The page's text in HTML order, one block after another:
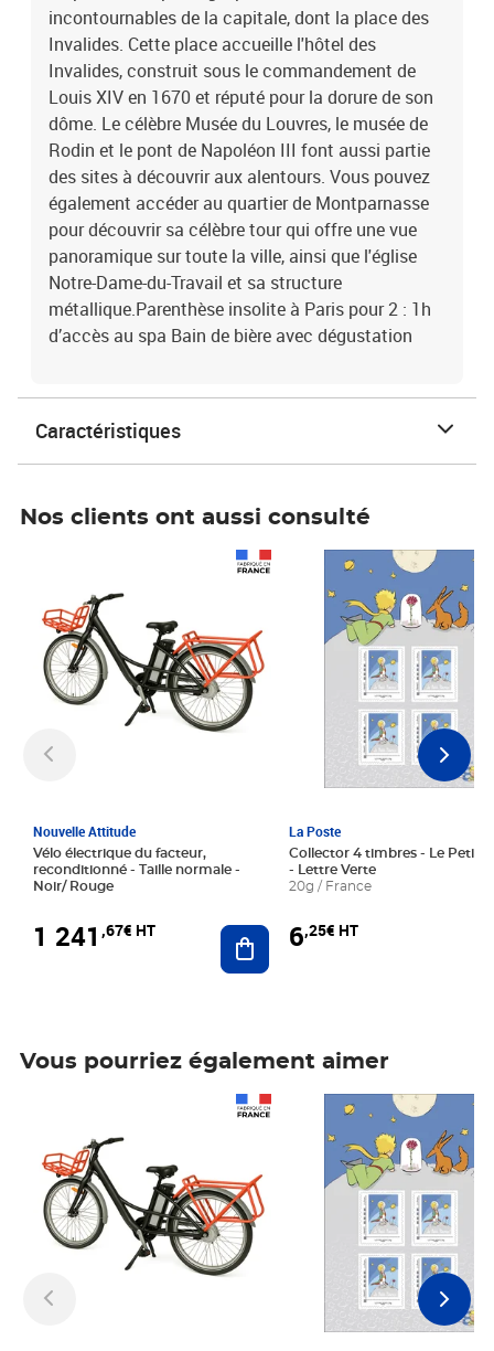
incontournables de la capitale, dont la place des
Invalides. Cette place accueille l'hôtel des
Invalides, construit sous le commandement de
Louis XIV en 1670 et réputé pour la dorure de son
dôme. Le célèbre Musée du Louvres, le musée de
Rodin et le pont de Napoléon III font aussi partie
des sites à découvrir aux alentours. Vous pouvez
également accéder au quartier de Montparnasse
pour découvrir sa célèbre tour qui offre une vue
panoramique sur toute la ville, ainsi que l'église
Notre-Dame-du-Travail et sa structure
métallique.Parenthèse insolite à Paris pour 2 : 1h
d’accès au spa Bain de bière avec dégustation
Caractéristiques
Nos clients ont aussi consulté
Nouvelle Attitude
Vélo électrique du facteur,
reconditionné - Taille normale -
Noir/ Rouge
1 241 ,67€ HT Ajouter au panier
La Poste
Collector 4 timbres - Le Petit
- Lettre Verte
20g / France
6,25€ HT
Prix 6,25€ HT
Vous pourriez également aimer
Prix 6,25€ HT